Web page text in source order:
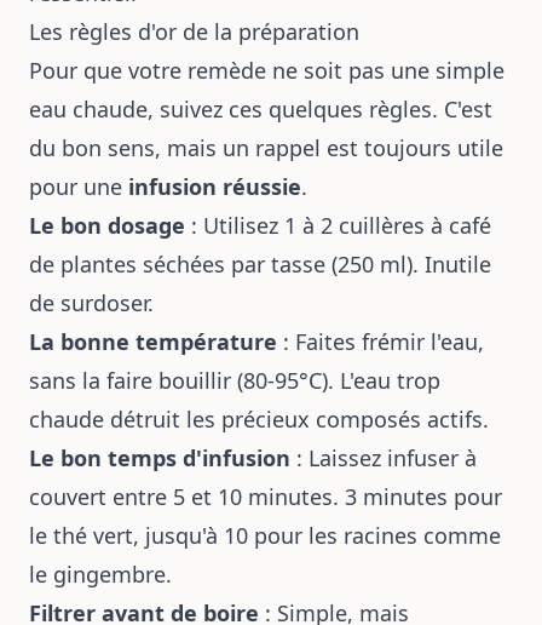
Les règles d'or de la préparation
Pour que votre remède ne soit pas une simple
eau chaude, suivez ces quelques règles. C'est
du bon sens, mais un rappel est toujours utile
pour une infusion réussie.
Le bon dosage : Utilisez 1 à 2 cuillères à café
de plantes séchées par tasse (250 ml). Inutile
de surdoser.
La bonne température : Faites frémir l'eau,
sans la faire bouillir (80-95°C). L'eau trop
chaude détruit les précieux composés actifs.
Le bon temps d'infusion : Laissez infuser à
couvert entre 5 et 10 minutes. 3 minutes pour
le thé vert, jusqu'à 10 pour les racines comme
le gingembre.
Filtrer avant de boire : Simple, mais